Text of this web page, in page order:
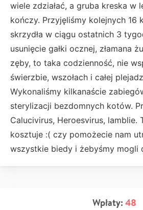
wiele zdziałać, a gruba kreska w
kończy. Przyjęliśmy kolejnych 16
skrzydła w ciągu ostatnich 3
usunięcie gałki ocznej, złamana
zęby, to taka codzienność, nie
świerzbie, wszołach i całej
Wykonaliśmy kilkanaście
sterylizacji bezdomnych kotów.
Calucivirus, Heroesvirus, lamblie.
kosztuje :( czy pomożecie nam
wszystkie biedy i żebyśmy mogli
Wpłaty: 48